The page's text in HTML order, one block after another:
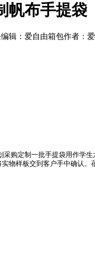
帆布手提袋
辑：爱自由箱包作者：
定制一批手提袋用作学生
物样板交到客户手中确认